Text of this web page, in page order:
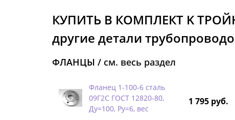
КУПИТЬ В КОМПЛЕКТ K
другие детали
ФЛАНЦЫ / см. весь раздел
Фланец 1-100-6 сталь
09Г2С ГОСТ 12820-80,
Ду=100, Ру=6, вес
1 795 руб.